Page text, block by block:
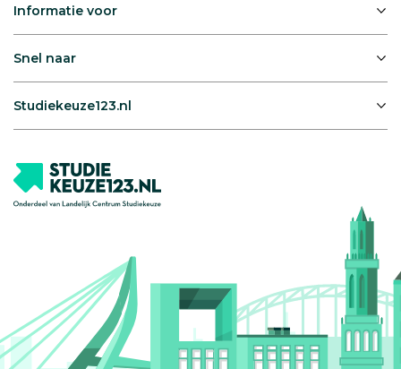
Informatie voor
Snel naar
Studiekeuze123.nl